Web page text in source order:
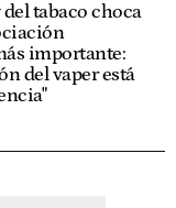
tabaco choca
importante:
del vaper está